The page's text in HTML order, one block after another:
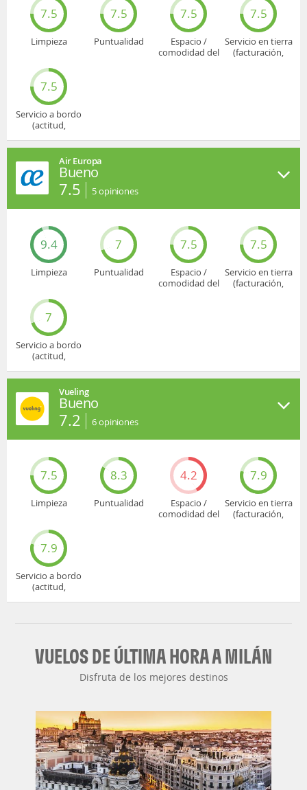
7.5
Limpieza
7.5
Puntualidad
7.5
Espacio /
comodidad del
7.5
Servicio en tierra
(facturación,
7.5
Servicio a bordo
(actitud,
Air Europa
Bueno
7.5 5opiniones
9.4
Limpieza
7
Puntualidad
7.5
Espacio /
comodidad del
7.5
Servicio en tierra
(facturación,
7
Servicio a bordo
(actitud,
Vueling
Bueno
7.2 6opiniones
7.5
Limpieza
8.3
Puntualidad
4.2
Espacio /
comodidad del
7.9
Servicio en tierra
(facturación,
7.9
Servicio a bordo
(actitud,
VUELOS DE ÚLTIMA HORA A MILÁN
Disfruta de los mejores destinos